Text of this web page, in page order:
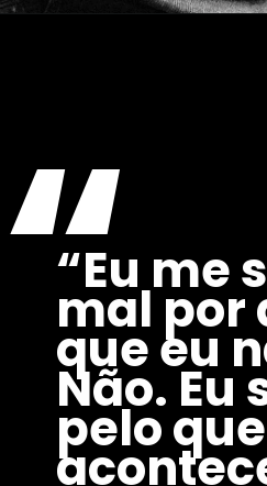
“
“Eu me
mal por
que eu
Não. Eu
pelo que